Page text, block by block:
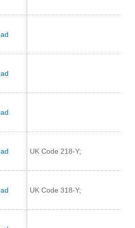
UK Code 218-Y;
UK Code 318-Y;